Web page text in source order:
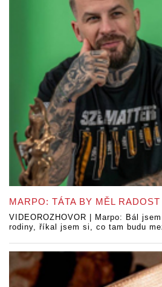
MARPO: TÁTA BY MĚL RADOST
VIDEOROZHOVOR | Marpo: Bál
rodiny, říkal jsem si, co tam budu